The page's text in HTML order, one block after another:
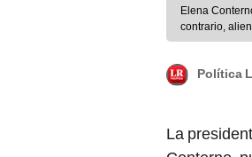
Elena Conterno
contrario,
Política
La